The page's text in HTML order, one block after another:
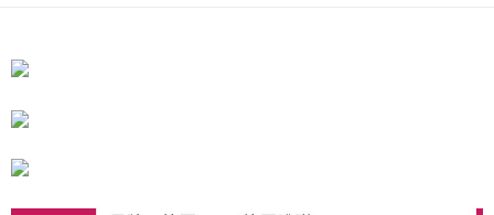
グでお支払いください。
リをダウンロードして AFTEE 会員になるとお支払い期限を最長 45 日以内
とに計算されます。AFTEEで注文すると、商品を受け取るまで支払い期限
配送毎にNT$100、NT$490以上で送料無料
宅配